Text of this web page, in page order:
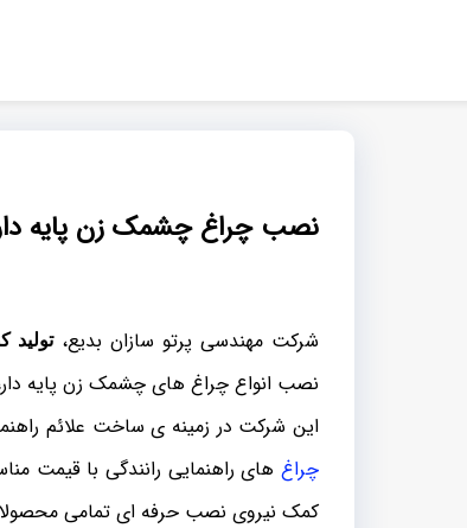
نصب چراغ چشمک زن پایه
شرکت مهندسی پرتو سازان بدیع،تولید
نصب انواع چراغ های چشمک زن پایه دار،
این شرکت در زمینه ی ساخت علائم
چراغ های راهنمایی رانندگی با قیمت
کمک نیروی نصب حرفه ای تمامی